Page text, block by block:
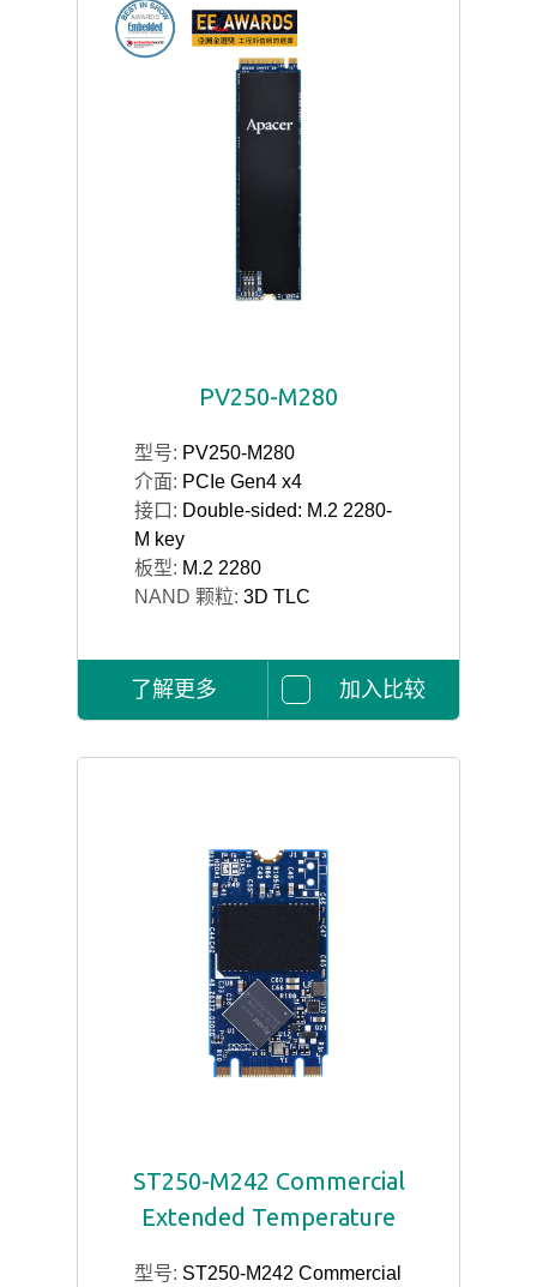
PV250-M280
型号: PV250-M280
介面: PCIe Gen4 x4
接口: Double-sided: M.2 2280-
M key
板型: M.2 2280
NAND 颗粒: 3D TLC
了解更多 加入比较
ST250-M242 Commercial
Extended Temperature
型号: ST250-M242 Commercial